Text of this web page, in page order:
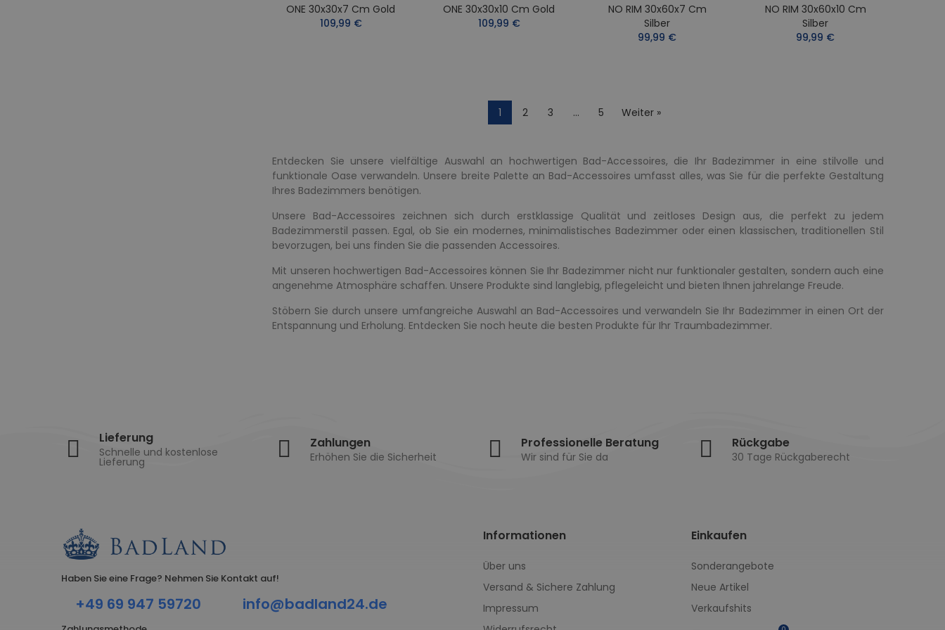
ONE 30x30x7 Cm Gold
109,99 €
ONE 30x30x10 Cm Gold
109,99 €
NO RIM 30x60x7 Cm
Silber
99,99 €
NO RIM 30x60x10 Cm
Silber
99,99 €
1 2 3 … 5 Weiter »
Entdecken Sie unsere vielfältige Auswahl an hochwertigen Bad-Accessoires, die Ihr Badezimmer in eine stilvolle und
funktionale Oase verwandeln. Unsere breite Palette an Bad-Accessoires umfasst alles, was Sie für die perfekte Gestaltung
Ihres Badezimmers benötigen.
Unsere Bad-Accessoires zeichnen sich durch erstklassige Qualität und zeitloses Design aus, die perfekt zu jedem
Badezimmerstil passen. Egal, ob Sie ein modernes, minimalistisches Badezimmer oder einen klassischen, traditionellen Stil
bevorzugen, bei uns finden Sie die passenden Accessoires.
Mit unseren hochwertigen Bad-Accessoires können Sie Ihr Badezimmer nicht nur funktionaler gestalten, sondern auch eine
angenehme Atmosphäre schaffen. Unsere Produkte sind langlebig, pflegeleicht und bieten Ihnen jahrelange Freude.
Stöbern Sie durch unsere umfangreiche Auswahl an Bad-Accessoires und verwandeln Sie Ihr Badezimmer in einen Ort der
Entspannung und Erholung. Entdecken Sie noch heute die besten Produkte für Ihr Traumbadezimmer.
Lieferung
Schnelle und kostenlose
Lieferung
Zahlungen
Erhöhen Sie die Sicherheit
Professionelle Beratung
Wir sind für Sie da
Rückgabe
30 Tage Rückgaberecht
Haben Sie eine Frage? Nehmen Sie Kontakt auf!
+49 69 947 59720 info@badland24.de
Informationen
Über uns
Versand & Sichere Zahlung
Impressum
Einkaufen
Sonderangebote
Neue Artikel
Verkaufshits